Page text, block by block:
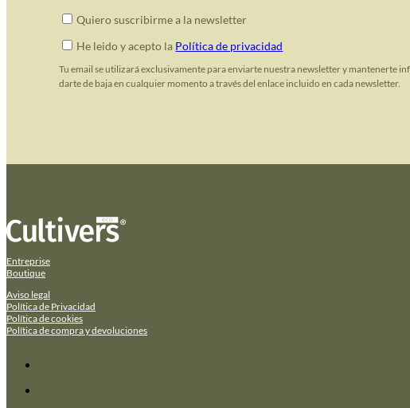
Quiero suscribirme a la newsletter
He leido y acepto la Política de privacidad
Tu email se utilizará exclusivamente para enviarte nuestra newsletter y mantenerte
darte de baja en cualquier momento a través del enlace incluido en cada newsletter.
Entreprise
Boutique
Aviso legal
Política de Privacidad
Política de cookies
Política de compra y devoluciones